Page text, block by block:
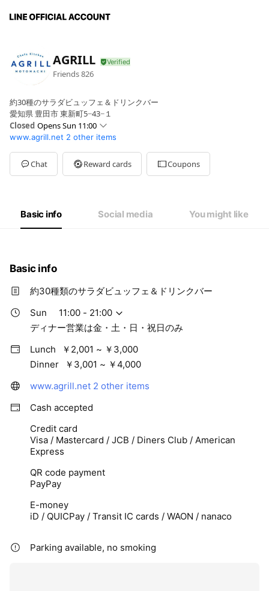
AGRILL
Friends826
約30種のサラダビュッフェ＆ドリンクバー
愛知県 豊田市 東新町5−43−１
Closed Opens Sun 11:00
Sun11:00 - 21:00
Mon11:00 - 17:00
Tue11:00 - 17:00
Wed11:00 - 17:00
11:00 - 21:00
ディナー営業は金・土・日・祝日のみ
www.agrill.net 2 other items
Chat Reward cards Coupons
Basic info Social media You might like
Basic info
約30種類のサラダビュッフェ＆ドリンクバー
Sun
11:00 - 21:00
ディナー営業は金・土・日・祝日のみ
Lunch
￥2,001 ~ ￥3,000
Dinner
￥3,001 ~ ￥4,000
www.agrill.net 2 other items
Cash accepted
Credit card
Visa / Mastercard / JCB / Diners Club / American
Express
QR code payment
PayPay
E-money
iD / QUICPay / Transit IC cards / WAON / nanaco
Parking available, no smoking